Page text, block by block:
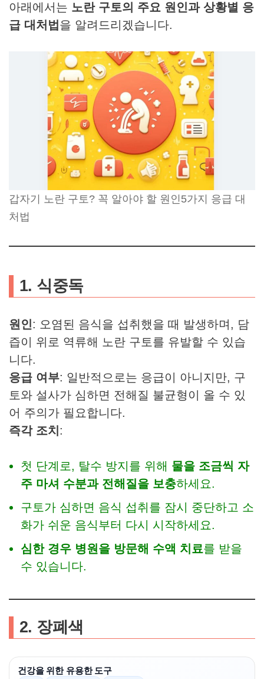
아래에서는 노란 구토의 주요 원인과 상황별 응
급 대처법 을 알려드리겠습니다.
갑자기 노란 구토? 꼭 알아야 할 원인5가지 응급 대
처법
1. 식중독
원인: 오염된 음식을 섭취했을 때 발생하며, 담
즙이 위로 역류해 노란 구토를 유발할 수 있습
니다.
응급 여부: 일반적으로는 응급이 아니지만, 구
토와 설사가 심하면 전해질 불균형이 올 수 있
어 주의가 필요합니다.
즉각 조치 :
첫 단계로, 탈수 방지를 위해 물을 조금씩 자
주 마셔 수분과 전해질을 보충하세요.
구토가 심하면 음식 섭취를 잠시 중단하고 소
화가 쉬운 음식부터 다시 시작하세요.
심한 경우 병원을 방문해 수액 치료를 받을
수 있습니다.
2. 장폐색
건강을 위한 유용한 도구